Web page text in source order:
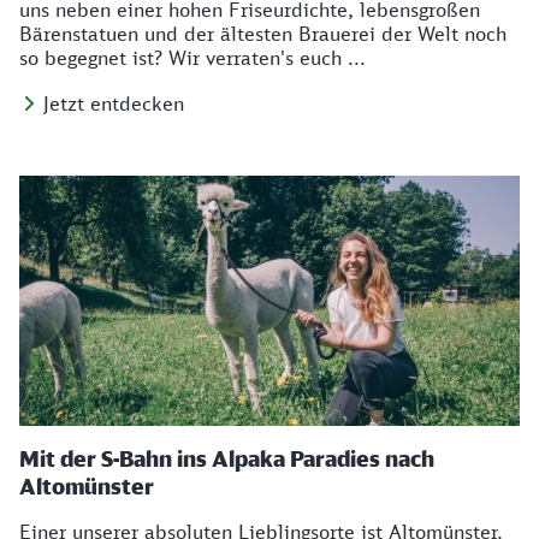
uns neben einer hohen Friseurdichte, lebensgroßen
Bärenstatuen und der ältesten Brauerei der Welt noch
so begegnet ist? Wir verraten's euch ...
Jetzt entdecken
Mit der S-Bahn ins Alpaka Paradies nach
Altomünster
Einer unserer absoluten Lieblingsorte ist Altomünster.